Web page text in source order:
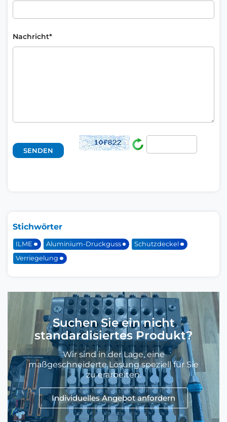
Nachricht*
Stichwörter
ILME Aluminium-Druckguss
Schutzdeckel
Verriegelung
Suchen Sie ein nicht
standardisiertes Produkt?
Wir sind in der Lage, eine
maßgeschneiderte Lösung speziell für Sie
zu erarbeiten.
Individuelles Angebot anfordern